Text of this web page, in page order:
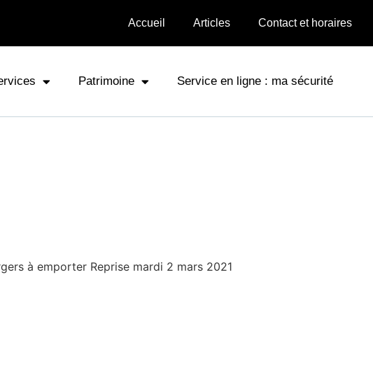
Accueil Articles Contact et horaires
Patrimoine Service en ligne : ma sécurité
à emporter Reprise mardi 2 mars 2021